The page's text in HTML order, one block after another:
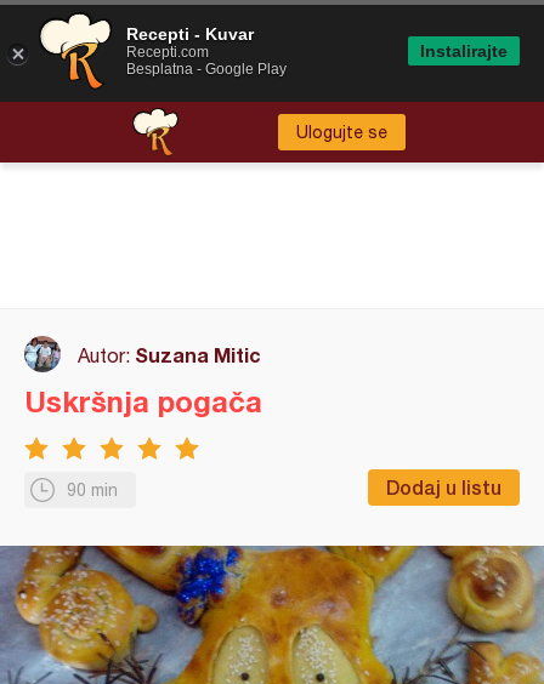
Ulogujte se
Autor: Suzana Mitic
90 min Dodaj u listu
Uskršnja pogača
Recepti - Kuvar
Recepti.com
Besplatna - Google Play
Instalirajte